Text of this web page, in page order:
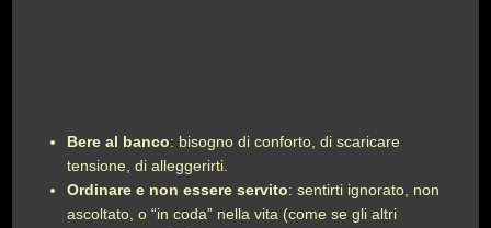
Bere al banco: bisogno di conforto, di scaricare
tensione, di alleggerirti.
Ordinare e non essere servito: sentirti ignorato, non
ascoltato, o “in coda” nella vita (come se gli altri